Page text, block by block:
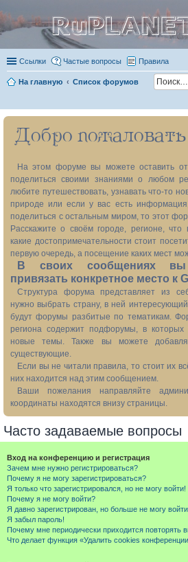
Ссылки Частые вопросы Правила
На главную Список форумов
Добро
На этом форуме вы можете оставить
поделиться своими знаниями о любом
любите путешествовать, узнавать что-то
природе или если у вас есть
поделиться с остальным миром, то этот
Расскажите о своём городе, регионе, что
какие достопримечательности стоит
первую очередь, а посещение каких мест
В своих сообщениях
привязать конкретное место к
Структура форума представляет из
нужно выбрать страну, в ней
будут форумы разбитые по тематикам.
региона содержит подфорумы, в которых
новые темы. Также вы можете
существующие.
Если вы не читали правила, то стоит их
них находится над этим сообщением.
Ваши пожелания направляйте
координаты находятся внизу страницы.
Часто задаваемые вопросы
Вход на конференцию и регистрация
Зачем мне нужно регистрироваться?
Почему я не могу зарегистрироваться?
Я только что зарегистрировался, но не могу войти!
Почему я не могу войти?
Я давно зарегистрирован, но больше не могу
Я забыл пароль!
Почему мне периодически приходится повторять
Что делает функция «Удалить cookies